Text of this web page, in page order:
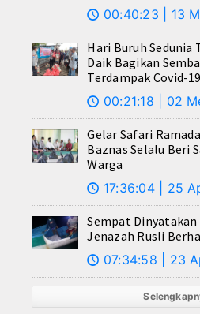
🕔 00:40:23 | 13
Hari Buruh Sedunia
Daik Bagikan
Terdampak Covid-19
🕔 00:21:18 | 02
Gelar Safari
Baznas Selalu Beri
Warga
🕔 17:36:04 | 25
Sempat
Jenazah Rusli
🕔 07:34:58 | 23